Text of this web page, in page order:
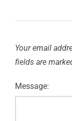
Your email
fields are
Message: